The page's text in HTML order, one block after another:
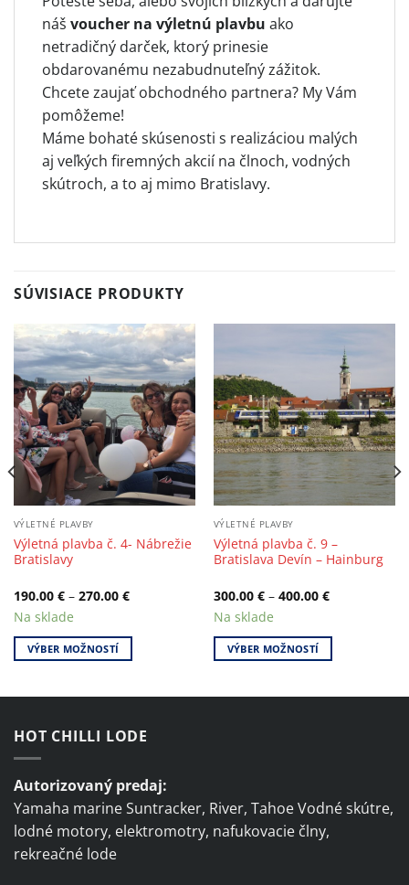
náš voucher na výletnú plavbu ako
netradičný darček, ktorý prinesie
obdarovanému nezabudnuteľný zážitok.
Chcete zaujať obchodného partnera? My Vám
pomôžeme!
Máme bohaté skúsenosti s realizáciou malých
aj veľkých firemných akcií na člnoch, vodných
skútroch, a to aj mimo Bratislavy.
SÚVISIACE PRODUKTY
VÝLETNÉ PLAVBY
Výletná plavba č. 4- Nábrežie
Bratislavy
190.00 €– 270.00 €
Na sklade
VÝBER MOŽNOSTÍ
multiple
variants.
The
options
may
be
chosen
on
VÝLETNÉ PLAVBY
Výletná plavba č. 9 –
Bratislava Devín – Hainburg
300.00 €– 400.00 €
Na sklade
VÝBER MOŽNOSTÍ
may
chosen
HOT CHILLI LODE
Autorizovaný predaj:
Yamaha marine Suntracker, River, Tahoe Vodné skútre,
lodné motory, elektromotry, nafukovacie člny,
rekreačné lode